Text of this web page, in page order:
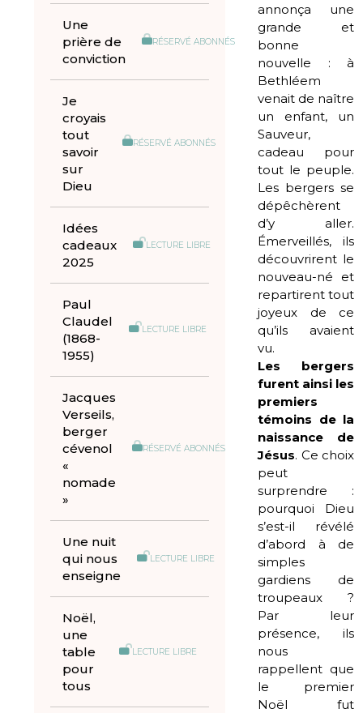
Une
prière de
conviction
RÉSERVÉ ABONNÉS
Je
croyais
tout
savoir
sur
Dieu
RÉSERVÉ ABONNÉS
Idées
cadeaux
2025
LECTURE LIBRE
Paul
Claudel
(1868-
1955)
LECTURE LIBRE
Jacques
Verseils,
berger
cévenol
«
nomade
»
RÉSERVÉ ABONNÉS
Une nuit
qui nous
enseigne
LECTURE LIBRE
Noël,
une
table
pour
tous
LECTURE LIBRE
annonça une
grande et
bonne
nouvelle : à
Bethléem
venait de naître
un enfant, un
Sauveur,
cadeau pour
tout le peuple.
Les bergers se
dépêchèrent
d’y aller.
Émerveillés, ils
découvrirent le
nouveau-né et
repartirent tout
joyeux de ce
qu’ils avaient
vu.
Les bergers
furent ainsi les
premiers
témoins de la
naissance de
Jésus. Ce choix
peut
surprendre :
pourquoi Dieu
s’est-il révélé
d’abord à de
simples
gardiens de
troupeaux ?
Par leur
présence, ils
nous
rappellent que
le premier
Noël fut